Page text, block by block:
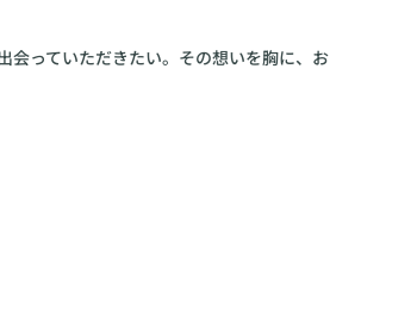
会っていただきたい。その想いを胸に、お